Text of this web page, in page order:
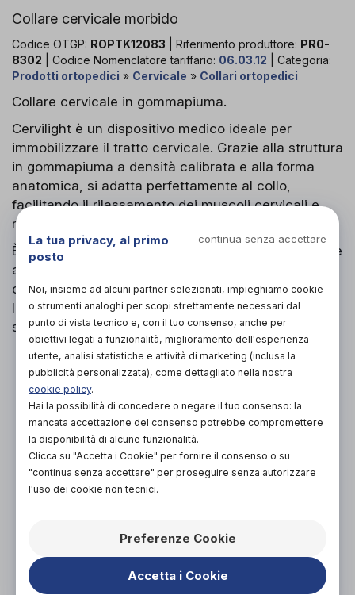
Collare cervicale morbido
Codice OTGP: ROPTK12083 | Riferimento produttore: PR0-
8302 | Codice Nomenclatore tariffario: 06.03.12
| Categoria:
Prodotti ortopedici » Cervicale » Collari ortopedici
Collare cervicale in gommapiuma.
Cervilight è un dispositivo medico ideale per
immobilizzare il tratto cervicale. Grazie alla struttura
in gommapiuma a densità calibrata e alla forma
anatomica, si adatta perfettamente al collo,
facilitando il rilassamento dei muscoli cervicali e
regalando una piacevole sensazione di benessere.
È leggero, confortevole e facile da indossare, grazie
al sistema di chiusura a velcro. Se applicato
correttamente, non infastidisce, non compromette
la normale respirazione né il fluire del circolo
sanguigno
PROVA E ACQUISTA IN NEGOZIO
DA26,00€
PROVA E NOLEGGIA IN NEGOZIO
NON DISPONIBILE
ACQUISTA ONLINE
NON DISPONIBILE
La tua privacy, al primo
posto
continua senza accettare
Noi, insieme ad alcuni partner selezionati, impieghiamo cookie
o strumenti analoghi per scopi strettamente necessari dal
punto di vista tecnico e, con il tuo consenso, anche per
obiettivi legati a funzionalità, miglioramento dell'esperienza
utente, analisi statistiche e attività di marketing (inclusa la
pubblicità personalizzata), come dettagliato nella nostra
cookie policy.
Hai la possibilità di concedere o negare il tuo consenso: la
mancata accettazione del consenso potrebbe compromettere
la disponibilità di alcune funzionalità.
Clicca su "Accetta i Cookie" per fornire il consenso o su
"continua senza accettare" per proseguire senza autorizzare
l'uso dei cookie non tecnici.
Preferenze Cookie
Accetta i Cookie